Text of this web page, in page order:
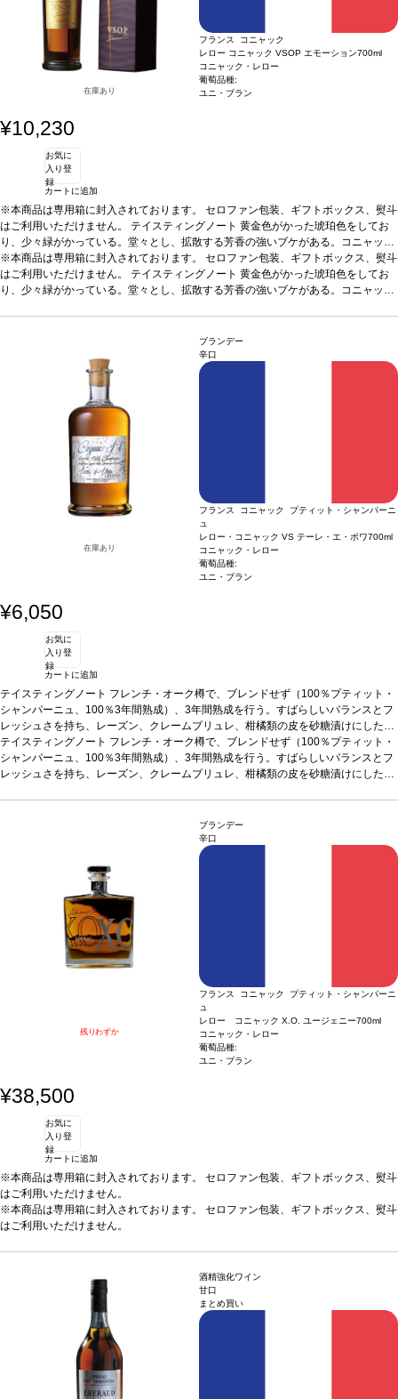
在庫あり
フランス コニャック
レロー コニャック VSOP エモーション700ml
コニャック・レロー
葡萄品種:
ユニ・ブラン
¥10,230
お気に
入り登
録
カートに追加
※本商品は専用箱に封入されております。 セロファン包装、ギフトボックス、熨斗
はご利用いただけません。 テイスティングノート 黄金色がかった琥珀色をしてお
り、少々緑がかっている。堂々とし、拡散する芳香の強いブケがある。コニャック
がグラスの中で開いて息をし始めると、ほのかな干し草とアーシーな香りに沿って
カラメル、オレンジ、チョコレート、花、スパイス等、多くのアロマがでてくる。
非常にスムーズで柔らかな風味で、素晴らしい力強さはあるが、圧倒させるようで
※本商品は専用箱に封入されております。 セロファン包装、ギフトボックス、熨斗
はご利用いただけません。 テイスティングノート 黄金色がかった琥珀色をしてお
り、少々緑がかっている。堂々とし、拡散する芳香の強いブケがある。コニャック
非常にスムーズで柔らかな風味で、素晴らしい力強さはあるが、圧倒させるようで
はない。素晴らしい余韻の長さを持ち、終りにこのコニャックに貢献している全て
が感じられる。JKW
在庫あり
ブランデー
辛口
フランス コニャック プティット・シャンパーニ
ュ
レロー・コニャック VS テーレ・エ・ボワ700ml
コニャック・レロー
葡萄品種:
ユニ・ブラン
¥6,050
お気に
入り登
録
カートに追加
テイスティングノート フレンチ・オーク樽で、ブレンドせず（100％プティット・
シャンパーニュ、100％3年間熟成）、3年間熟成を行う。すばらしいバランスとフ
レッシュさを持ち、レーズン、クレームブリュレ、柑橘類の皮を砂糖漬けにした味
わいを示す。合う料理食後酒としてお楽しみいただけます。
テイスティングノート フレンチ・オーク樽で、ブレンドせず（100％プティット・
シャンパーニュ、100％3年間熟成）、3年間熟成を行う。すばらしいバランスとフ
レッシュさを持ち、レーズン、クレームブリュレ、柑橘類の皮を砂糖漬けにした味
残りわずか
ブランデー
辛口
フランス コニャック プティット・シャンパーニ
ュ
レロー コニャック X.O. ユージェニー700ml
コニャック・レロー
葡萄品種:
ユニ・ブラン
¥38,500
お気に
入り登
録
カートに追加
※本商品は専用箱に封入されております。 セロファン包装、ギフトボックス、熨斗
はご利用いただけません。
※本商品は専用箱に封入されております。 セロファン包装、ギフトボックス、熨斗
はご利用いただけません。
酒精強化ワイン
甘口
まとめ買い